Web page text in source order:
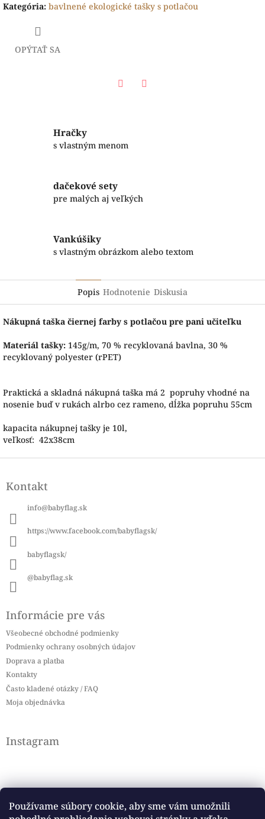
Používame súbory cookie, aby sme vám umožnili
Kategória: bavlnené ekologické tašky s potlačou
OPÝTAŤ SA
Hračky
s vlastným menom
dačekové sety
pre malých aj veľkých
Vankúšiky
s vlastným obrázkom alebo textom
Popis Hodnotenie Diskusia
Nákupná taška čiernej farby s potlačou pre pani učiteľku
Materiál tašky: 145g/m, 70 % recyklovaná bavlna, 30 %
recyklovaný polyester (rPET)
Praktická a skladná nákupná taška má 2 popruhy vhodné na
nosenie buď v rukách alrbo cez rameno, dĺžka popruhu 55cm
kapacita nákupnej tašky je 10l,
veľkosť: 42x38cm
Z
pKontakt
info@babyflag.sk
https://www.facebook.com/babyflagsk/
babyflagsk/
@babyflag.sk
Informácie pre vás
Všeobecné obchodné podmienky
Podmienky ochrany osobných údajov
Doprava a platba
Kontakty
Často kladené otázky / FAQ
Moja objednávka
Instagram